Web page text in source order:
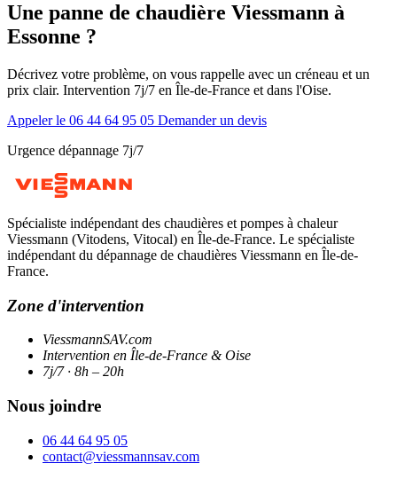
Une panne de chaudière Viessmann à
Essonne ?
Décrivez votre problème, on vous rappelle avec un créneau et un
prix clair. Intervention 7j/7 en Île-de-France et dans l'Oise.
Appeler le 06 44 64 95 05 Demander un devis
Urgence dépannage 7j/7
Spécialiste indépendant des chaudières et pompes à chaleur
Viessmann (Vitodens, Vitocal) en Île-de-France. Le spécialiste
indépendant du dépannage de chaudières Viessmann en Île-de-
France.
Zone d'intervention
ViessmannSAV.com
Intervention en Île-de-France & Oise
7j/7 · 8h – 20h
Nous joindre
06 44 64 95 05
contact@viessmannsav.com